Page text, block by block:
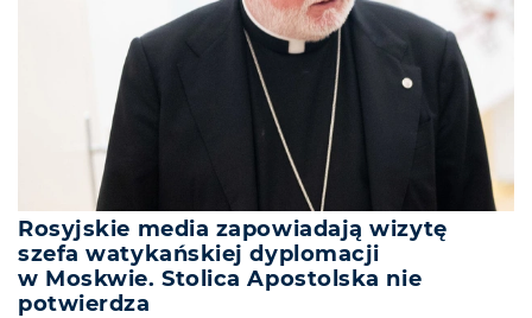
Rosyjskie media zapowiadają wizytę
szefa watykańskiej dyplomacji
w Moskwie. Stolica Apostolska nie
potwierdza